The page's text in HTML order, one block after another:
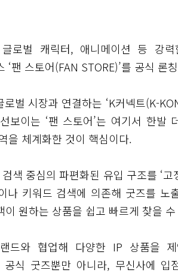
로벌 캐릭터, 애니메이션 등 강
‘팬 스토어(FAN STORE)’를 공식 론
벌 시장과 연결하는 ‘K커넥트(K-
보이는 ‘팬 스토어’는 여기서 한
을 체계화한 것이 핵심이다.
색 중심의 파편화된 유입 구조를 ‘
나 키워드 검색에 의존해 굿즈를
이 원하는 상품을 쉽고 빠르게 찾을
드와 협업해 다양한 IP 상품을
식 굿즈뿐만 아니라, 무신사에